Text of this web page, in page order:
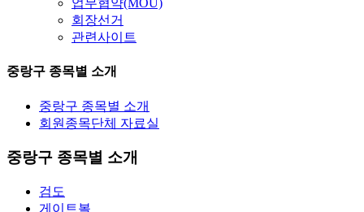
업무협약(MOU)
회장선거
관련사이트
중랑구 종목별 소개
중랑구 종목별 소개
회원종목단체 자료실
중랑구 종목별 소개
검도
게이트볼